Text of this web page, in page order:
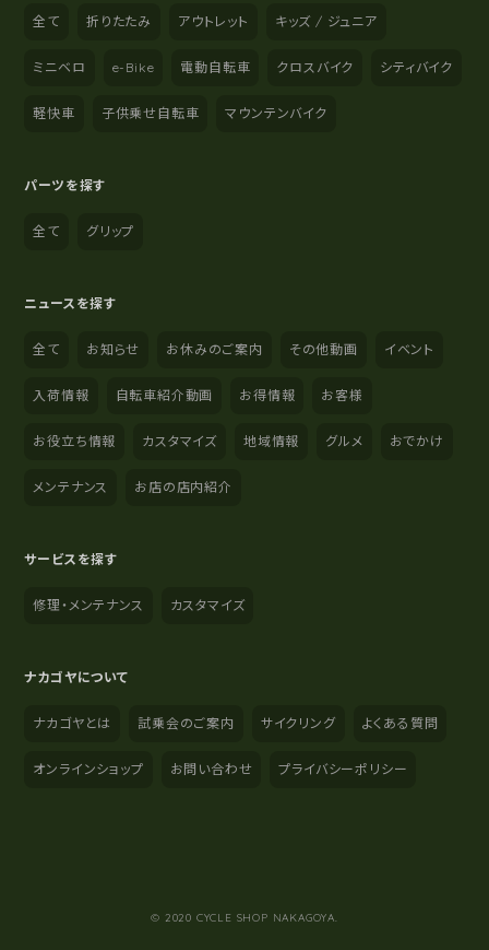
全て 折りたたみ アウトレット キッズ / ジュニア
ミニベロ e-Bike 電動自転車 クロスバイク シティバイク
軽快車 子供乗せ自転車 マウンテンバイク
パーツを探す
全て グリップ
ニュースを探す
全て お知らせ お休みのご案内 その他動画 イベント
入荷情報 自転車紹介動画 お得情報 お客様
お役立ち情報 カスタマイズ 地域情報 グルメ おでかけ
メンテナンス お店の店内紹介
サービスを探す
修理・メンテナンス カスタマイズ
ナカゴヤについて
ナカゴヤとは 試乗会のご案内 サイクリング よくある質問
オンラインショップ お問い合わせ プライバシーポリシー
© 2020 CYCLE SHOP NAKAGOYA.